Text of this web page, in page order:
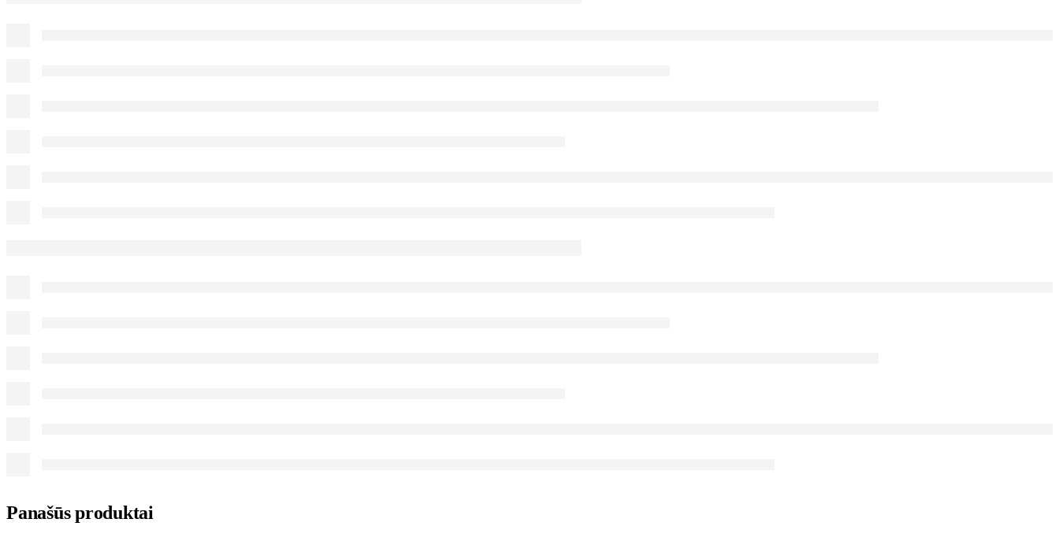
Panašūs produktai